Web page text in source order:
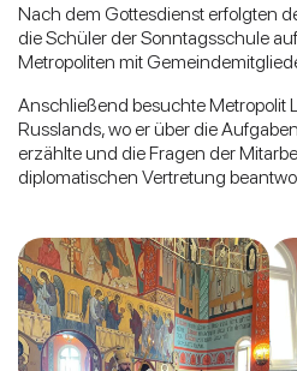
Nach dem Gottesdienst erfolgten
die Schüler der Sonntagsschule
Metropoliten mit
Anschließend besuchte Metropolit
Russlands, wo er über die
erzählte und die Fragen der
diplomatischen Vertretung